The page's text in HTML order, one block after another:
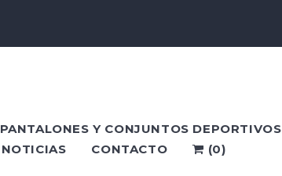
PANTALONES Y CONJUNTOS DEPORTIVOS
NOTICIAS CONTACTO (0)